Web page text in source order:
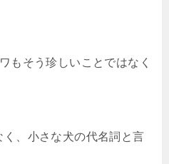
もそう珍しいことではなく
、小さな犬の代名詞と言